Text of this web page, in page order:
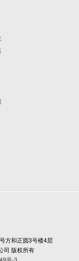
方和正圆3号楼4层
司 版权所有
号-3